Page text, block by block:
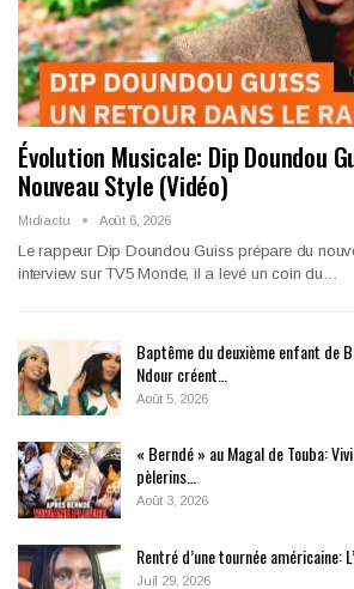
Évolution Musicale: Dip Doundou
Nouveau Style (Vidéo)
Midiactu Août 6, 2026
Le rappeur Dip Doundou Guiss prépare du
interview sur TV5 Monde, il a levé un coin du…
Baptême du deuxième enfant de
Ndour créent…
Août 5, 2026
« Berndé » au Magal de Touba:
pèlerins…
Août 3, 2026
Rentré d’une tournée américaine:
Juil 29, 2026